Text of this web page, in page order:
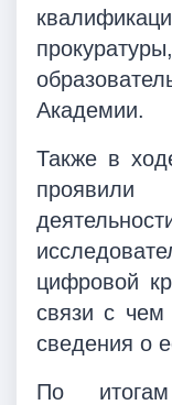
Академии.
Также в
цифровой
связи с чем
сведения о
По